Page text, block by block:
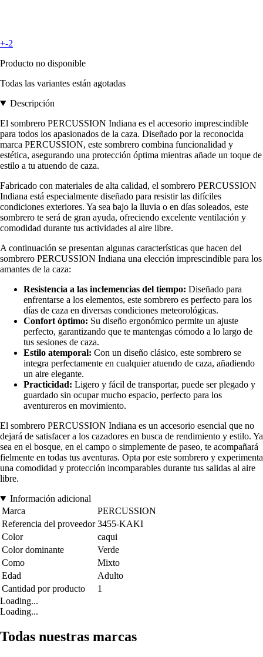
+-2
Producto no disponible
Todas las variantes están agotadas
Descripción
El sombrero PERCUSSION Indiana es el accesorio imprescindible
para todos los apasionados de la caza. Diseñado por la reconocida
marca PERCUSSION, este sombrero combina funcionalidad y
estética, asegurando una protección óptima mientras añade un toque de
estilo a tu atuendo de caza.
Fabricado con materiales de alta calidad, el sombrero PERCUSSION
Indiana está especialmente diseñado para resistir las difíciles
condiciones exteriores. Ya sea bajo la lluvia o en días soleados, este
sombrero te será de gran ayuda, ofreciendo excelente ventilación y
comodidad durante tus actividades al aire libre.
A continuación se presentan algunas características que hacen del
sombrero PERCUSSION Indiana una elección imprescindible para los
amantes de la caza:
Resistencia a las inclemencias del tiempo: Diseñado para
enfrentarse a los elementos, este sombrero es perfecto para los
días de caza en diversas condiciones meteorológicas.
Confort óptimo: Su diseño ergonómico permite un ajuste
perfecto, garantizando que te mantengas cómodo a lo largo de
tus sesiones de caza.
Estilo atemporal: Con un diseño clásico, este sombrero se
integra perfectamente en cualquier atuendo de caza, añadiendo
un aire elegante.
Practicidad: Ligero y fácil de transportar, puede ser plegado y
guardado sin ocupar mucho espacio, perfecto para los
aventureros en movimiento.
El sombrero PERCUSSION Indiana es un accesorio esencial que no
dejará de satisfacer a los cazadores en busca de rendimiento y estilo. Ya
sea en el bosque, en el campo o simplemente de paseo, te acompañará
fielmente en todas tus aventuras. Opta por este sombrero y experimenta
una comodidad y protección incomparables durante tus salidas al aire
libre.
Información adicional
Marca
PERCUSSION
Referencia del proveedor 3455-KAKI
Color
caqui
Color dominante
Verde
Como
Mixto
Edad
Adulto
Cantidad por producto
1
Loading...
Loading...
Todas nuestras marcas